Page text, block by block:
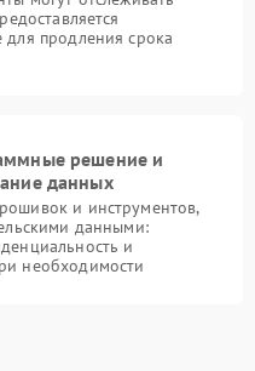
для продления срока
решение и
данных
и инструментов,
данными:
и
необходимости